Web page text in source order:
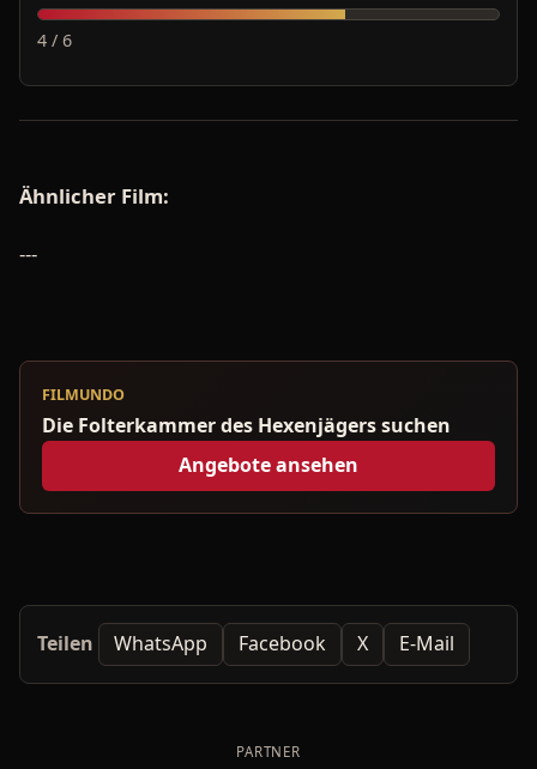
4 / 6
Ähnlicher Film:
---
FILMUNDO
Die Folterkammer des Hexenjägers suchen
Angebote ansehen
Teilen WhatsApp Facebook X E-Mail
PARTNER